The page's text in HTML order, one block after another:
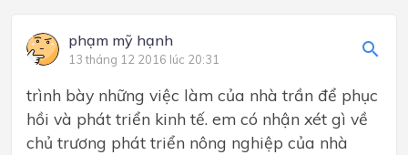
phạm mỹ hạnh
13 tháng 12 2016 lúc 20:31
trình bày những việc làm của nhà trần để phục
hồi và phát triển kinh tế. em có nhận xét gì về
chủ trương phát triển nông nghiệp của nhà